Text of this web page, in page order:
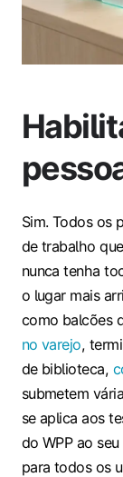
Sim. Todos os
de trabalho
nunca tenha
o lugar mais
como balcões
no varejo,
de biblioteca,
submetem
se aplica aos
do WPP ao
para todos os